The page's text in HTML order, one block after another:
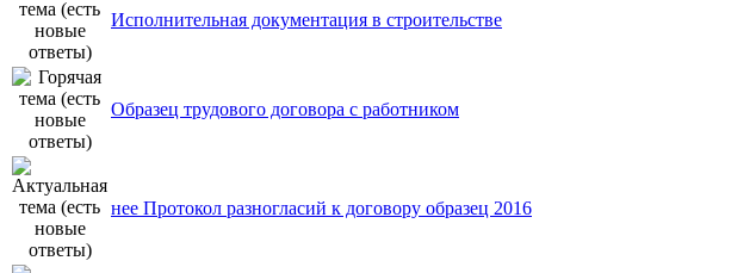
Исполнительная документация в строительстве
Образец трудового договора с работником
нее Протокол разногласий к договору образец 2016